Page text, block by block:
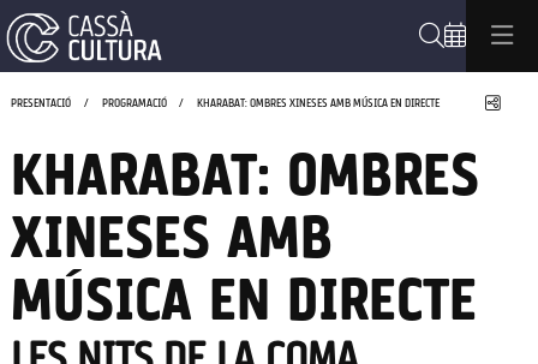
PRESENTACIÓ PROGRAMACIÓ KHARABAT: OMBRES XINESES AMB MÚSICA EN DIRECTE
KHARABAT: OMBRES
XINESES AMB
MÚSICA EN DIRECTE